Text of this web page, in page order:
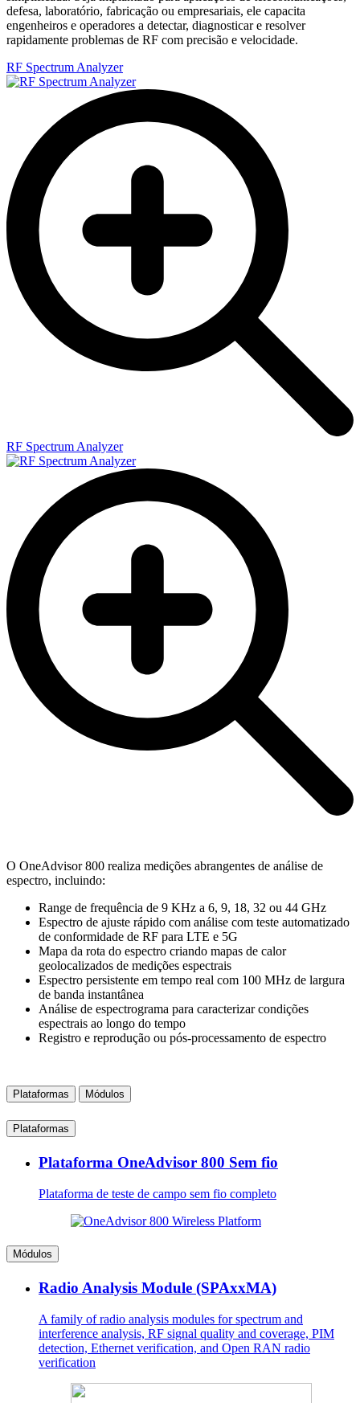
defesa, laboratório, fabricação ou empresariais, ele capacita
engenheiros e operadores a detectar, diagnosticar e resolver
rapidamente problemas de RF com precisão e velocidade.
RF Spectrum Analyzer
RF Spectrum Analyzer
O OneAdvisor 800 realiza medições abrangentes de análise de
espectro, incluindo:
Range de frequência de 9 KHz a 6, 9, 18, 32 ou 44 GHz
Espectro de ajuste rápido com análise com teste automatizado
de conformidade de RF para LTE e 5G
Mapa da rota do espectro criando mapas de calor
geolocalizados de medições espectrais
Espectro persistente em tempo real com 100 MHz de largura
de banda instantânea
Análise de espectrograma para caracterizar condições
espectrais ao longo do tempo
Registro e reprodução ou pós-processamento de espectro
Plataformas Módulos
Plataformas
Plataforma OneAdvisor 800 Sem fio
Plataforma de teste de campo sem fio completo
Módulos
Radio Analysis Module (SPAxxMA)
A family of radio analysis modules for spectrum and
interference analysis, RF signal quality and coverage, PIM
detection, Ethernet verification, and Open RAN radio
verification